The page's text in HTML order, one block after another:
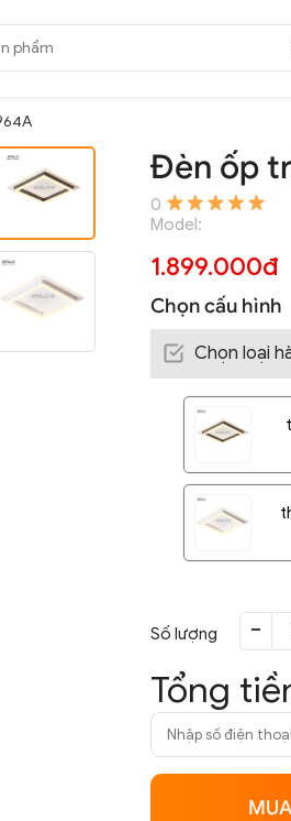
Đèn ốp
0
Model:
1.899.000đ
Chọn cấu hình
Chọn loại
Số lượng -
Tổng